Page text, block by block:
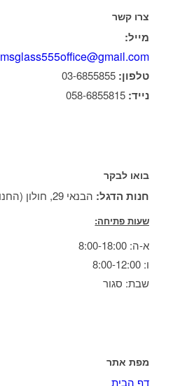
צרו קשר
מייל:
msglass555office@gmail.com
טלפון:
נייד: 058-6855815
בואו לבקר
חנות הדגל: הבנאי 29, חולון (החנות נגישה לכולם ).
שעות פתיחה:
א-ה: 8:00-18:00
ו: 8:00-12:00
שבת: סגור
מפת אתר
דף הבית